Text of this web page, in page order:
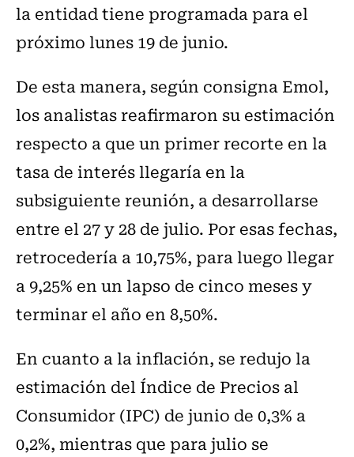
la entidad tiene programada para el
próximo lunes 19 de junio.
De esta manera, según consigna Emol,
los analistas reafirmaron su estimación
respecto a que un primer recorte en la
tasa de interés llegaría en la
subsiguiente reunión, a desarrollarse
entre el 27 y 28 de julio. Por esas fechas,
retrocedería a 10,75%, para luego llegar
a 9,25% en un lapso de cinco meses y
terminar el año en 8,50%.
En cuanto a la inflación, se redujo la
estimación del Índice de Precios al
Consumidor (IPC) de junio de 0,3% a
0,2%, mientras que para julio se